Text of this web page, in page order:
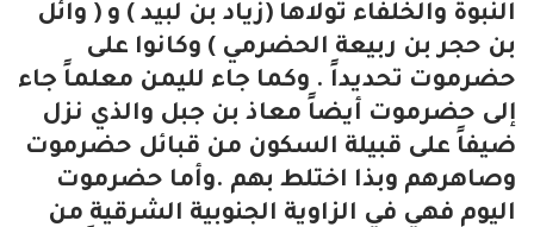
النبوة والخلفاء تولاها (زياد بن لبيد ) و ( وائل
بن حجر بن ربيعة الحضرمي ) وكانوا على
حضرموت تحديداً . وكما جاء لليمن معلماً جاء
إلى حضرموت أيضاً معاذ بن جبل والذي نزل
ضيفاً على قبيلة السكون من قبائل حضرموت
وصاهرهم وبذا اختلط بهم .وأما حضرموت
اليوم فهي في الزاوية الجنوبية الشرقية من